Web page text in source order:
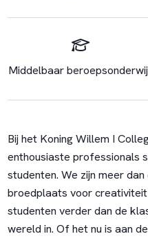
Middelbaar
Bij het Koning Willem I
enthousiaste professionals
studenten. We zijn meer
broedplaats voor creativiteit
studenten verder dan de
wereld in. Of het nu is aan